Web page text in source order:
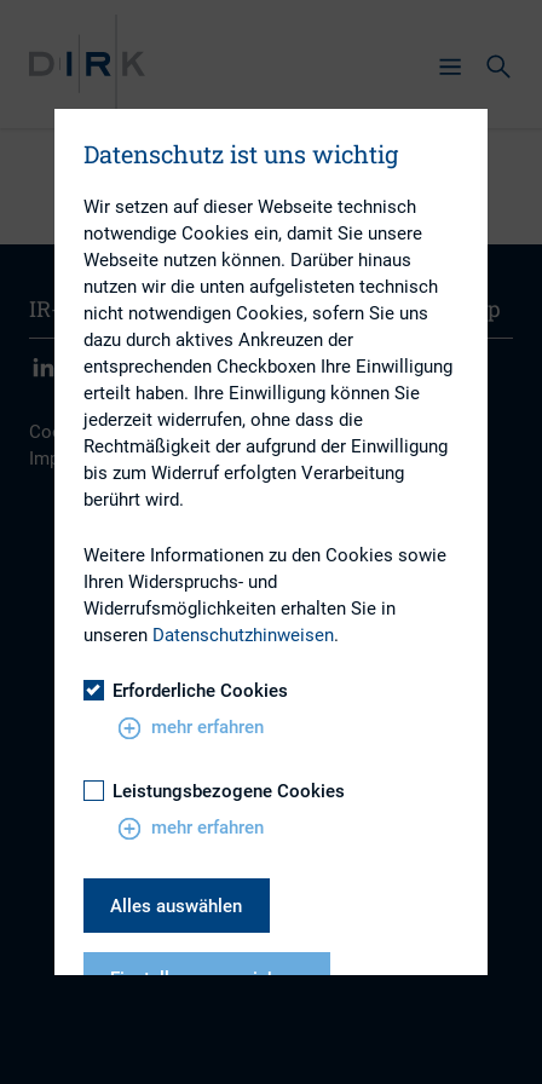
IR-Wissen Kontakt Newsletter Sitemap
Cookie Einstellungen | Datenschutz |
Impressum
Datenschutz ist uns wichtig
Wir setzen auf dieser Webseite technisch
notwendige Cookies ein, damit Sie unsere
Webseite nutzen können. Darüber hinaus
nutzen wir die unten aufgelisteten technisch
nicht notwendigen Cookies, sofern Sie uns
dazu durch aktives Ankreuzen der
entsprechenden Checkboxen Ihre Einwilligung
erteilt haben. Ihre Einwilligung können Sie
jederzeit widerrufen, ohne dass die
Rechtmäßigkeit der aufgrund der Einwilligung
bis zum Widerruf erfolgten Verarbeitung
berührt wird.
Weitere Informationen zu den Cookies sowie
Ihren Widerspruchs- und
Widerrufsmöglichkeiten erhalten Sie in
unseren Datenschutzhinweisen.
Erforderliche Cookies
mehr erfahren
Leistungsbezogene Cookies
mehr erfahren
Alles auswählen
Einstellungen speichern